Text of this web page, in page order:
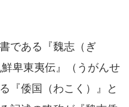
である『魏志（ぎ
卑東夷伝』（うがんせ
『倭国（わこく）』と